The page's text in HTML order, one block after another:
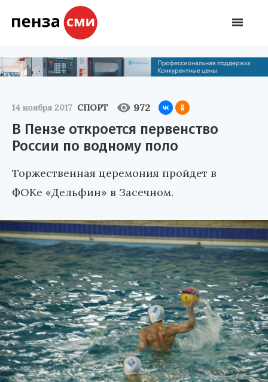
14 ноября 2017 СПОРТ 972
В Пензе откроется первенство
России по водному поло
Торжественная церемония пройдет в
ФОКе «Дельфин» в Засечном.